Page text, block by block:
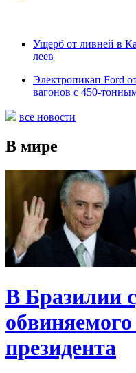
Ущерб от ливней в
леев
Электропикап Ford
вагонов с 450-
все новости
В мире
В Бразилии
президента